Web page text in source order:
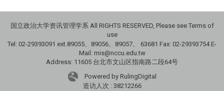
国立政治大学资讯管理学系 All RIGHTS RESERVED, Please see Terms of
use
Tel: 02-29393091 ext.89055、89056、89057、
63681 Fax: 02-29393754 E-
Mail: mis@nccu.edu.tw
Address: 11605 台北市文山区指南路二段64号
Powered by RulingDigital
造访人次 : 38212266